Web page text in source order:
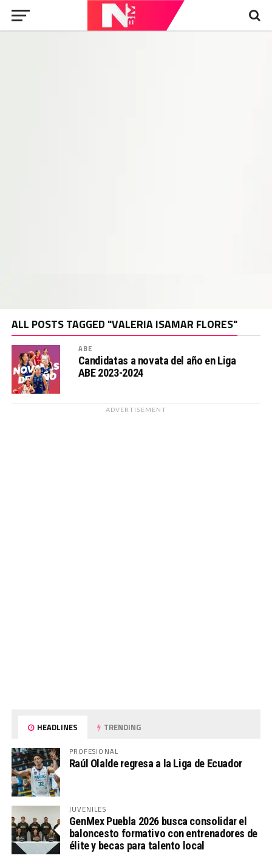
ALL POSTS TAGGED "VALERIA ISAMAR FLORES"
ABE
Candidatas a novata del año en Liga
ABE 2023-2024
ADVERTISEMENT
HEADLINES TRENDING
PROFESIONAL
Raúl Olalde regresa a la Liga de Ecuador
JUVENILES
GenMex Puebla 2026 busca consolidar el
baloncesto formativo con entrenadores de
élite y becas para talento local